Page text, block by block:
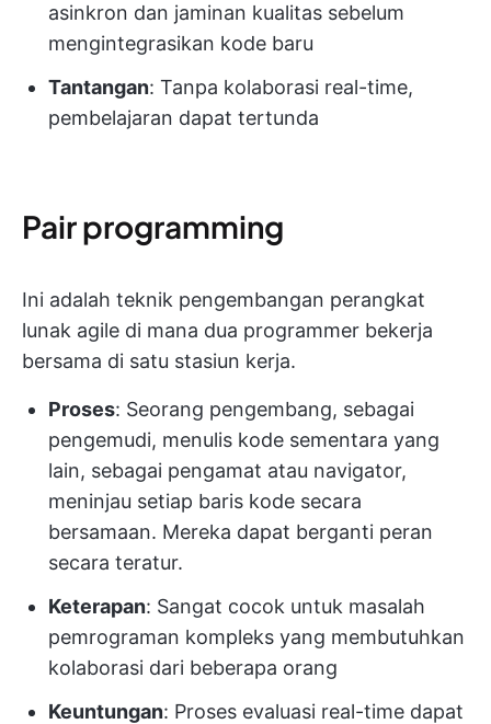
asinkron dan jaminan kualitas sebelum
mengintegrasikan kode baru
Tantangan: Tanpa kolaborasi real-time,
pembelajaran dapat tertunda
Pair programming
Ini adalah teknik pengembangan perangkat
lunak agile di mana dua programmer bekerja
bersama di satu stasiun kerja.
Proses: Seorang pengembang, sebagai
pengemudi, menulis kode sementara yang
lain, sebagai pengamat atau navigator,
meninjau setiap baris kode secara
bersamaan. Mereka dapat berganti peran
secara teratur.
Keterapan: Sangat cocok untuk masalah
pemrograman kompleks yang membutuhkan
kolaborasi dari beberapa orang
Keuntungan: Proses evaluasi real-time dapat